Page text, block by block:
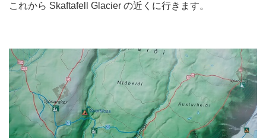
これから Skaftafell Glacier の近くに行きます。